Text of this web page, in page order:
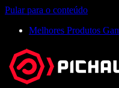
Pular para o conteúdo
Melhores Produtos